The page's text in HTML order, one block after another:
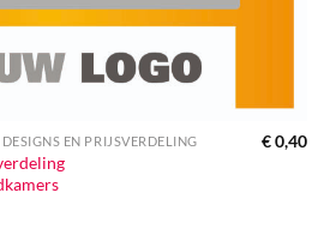
EN PRIJSVERDELING €0,40